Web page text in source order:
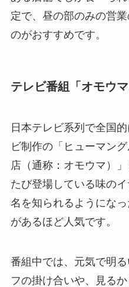
定で、昼の部のみの営
のがおすすめです。
テレビ番組「オモウ
日本テレビ系列で全国
ビ制作の「ヒューマン
店（通称：オモウマ）
たび登場している味の
名を知られるようになっ
があるほど人気です。
番組中では、元気で明
フの掛け合いや、見る